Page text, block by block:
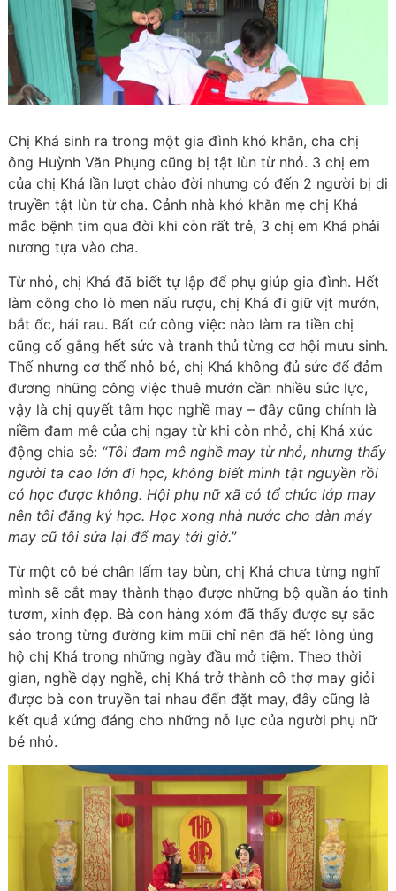
Chị Khá sinh ra trong một gia đình khó khăn, cha chị
ông Huỳnh Văn Phụng cũng bị tật lùn từ nhỏ. 3 chị em
của chị Khá lần lượt chào đời nhưng có đến 2 người bị di
truyền tật lùn từ cha. Cảnh nhà khó khăn mẹ chị Khá
mắc bệnh tim qua đời khi còn rất trẻ, 3 chị em Khá phải
nương tựa vào cha.
Từ nhỏ, chị Khá đã biết tự lập để phụ giúp gia đình. Hết
làm công cho lò men nấu rượu, chị Khá đi giữ vịt mướn,
bắt ốc, hái rau. Bất cứ công việc nào làm ra tiền chị
cũng cố gắng hết sức và tranh thủ từng cơ hội mưu sinh.
Thế nhưng cơ thể nhỏ bé, chị Khá không đủ sức để đảm
đương những công việc thuê mướn cần nhiều sức lực,
vậy là chị quyết tâm học nghề may – đây cũng chính là
niềm đam mê của chị ngay từ khi còn nhỏ, chị Khá xúc
động chia sẻ: “Tôi đam mê nghề may từ nhỏ, nhưng thấy
người ta cao lớn đi học, không biết mình tật nguyền rồi
có học được không. Hội phụ nữ xã có tổ chức lớp may
nên tôi đăng ký học. Học xong nhà nước cho dàn máy
may cũ tôi sửa lại để may tới giờ.”
Từ một cô bé chân lấm tay bùn, chị Khá chưa từng nghĩ
mình sẽ cắt may thành thạo được những bộ quần áo tinh
tươm, xinh đẹp. Bà con hàng xóm đã thấy được sự sắc
sảo trong từng đường kim mũi chỉ nên đã hết lòng ủng
hộ chị Khá trong những ngày đầu mở tiệm. Theo thời
gian, nghề dạy nghề, chị Khá trở thành cô thợ may giỏi
được bà con truyền tai nhau đến đặt may, đây cũng là
kết quả xứng đáng cho những nỗ lực của người phụ nữ
bé nhỏ.